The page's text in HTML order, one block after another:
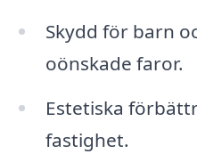
Skydd för barn
oönskade faror.
Estetiska
fastighet.